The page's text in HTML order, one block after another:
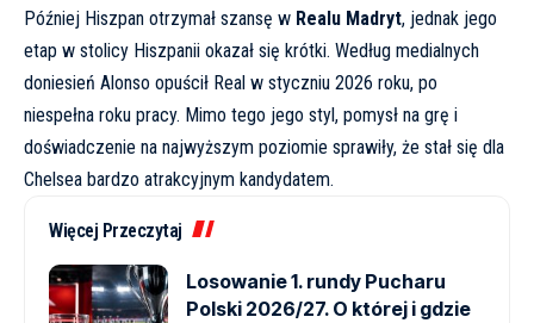
Później Hiszpan otrzymał szansę w Realu Madryt, jednak jego
etap w stolicy Hiszpanii okazał się krótki. Według medialnych
doniesień Alonso opuścił Real w styczniu 2026 roku, po
niespełna roku pracy. Mimo tego jego styl, pomysł na grę i
doświadczenie na najwyższym poziomie sprawiły, że stał się dla
Chelsea bardzo atrakcyjnym kandydatem.
Więcej Przeczytaj
Losowanie 1. rundy Pucharu
Polski 2026/27. O której i gdzie